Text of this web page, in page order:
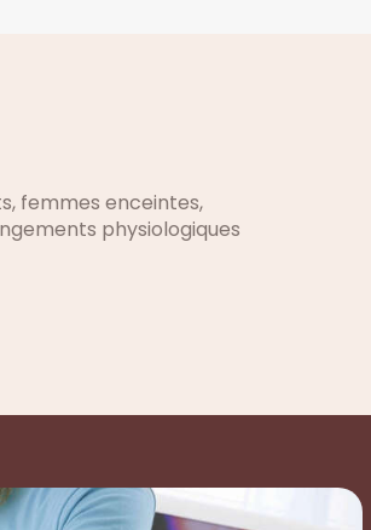
femmes enceintes,
physiologiques